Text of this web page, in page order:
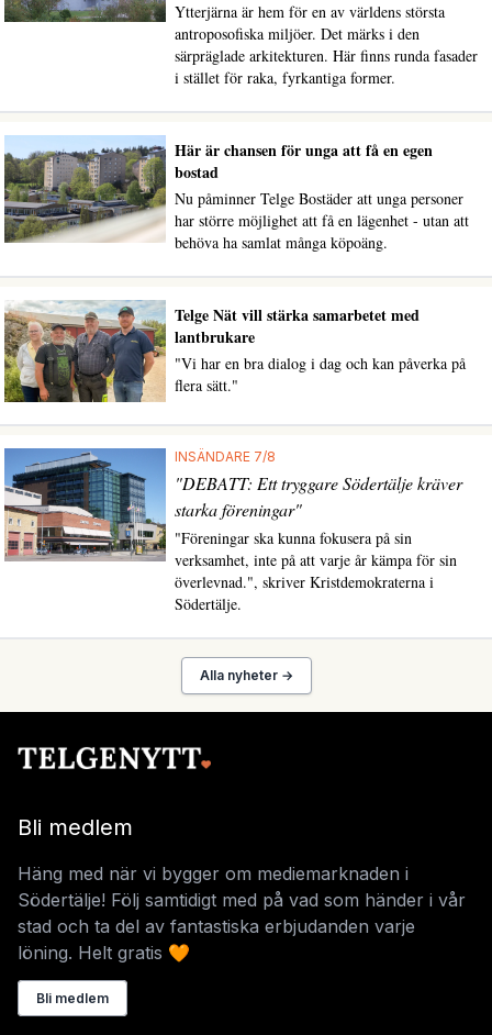
Ytterjärna är hem för en av världens största
antroposofiska miljöer. Det märks i den
särpräglade arkitekturen. Här finns runda fasader
i stället för raka, fyrkantiga former.
Här är chansen för unga att få en egen
bostad
Nu påminner Telge Bostäder att unga personer
har större möjlighet att få en lägenhet - utan att
behöva ha samlat många köpoäng.
Telge Nät vill stärka samarbetet med
lantbrukare
"Vi har en bra dialog i dag och kan påverka på
flera sätt."
INSÄNDARE 7/8
"DEBATT: Ett tryggare Södertälje kräver
starka föreningar"
"Föreningar ska kunna fokusera på sin
verksamhet, inte på att varje år kämpa för sin
överlevnad.", skriver Kristdemokraterna i
Södertälje.
Alla nyheter →
Bli medlem
Häng med när vi bygger om mediemarknaden i
Södertälje! Följ samtidigt med på vad som händer i vår
stad och ta del av fantastiska erbjudanden varje
löning. Helt gratis 🧡
Bli medlem